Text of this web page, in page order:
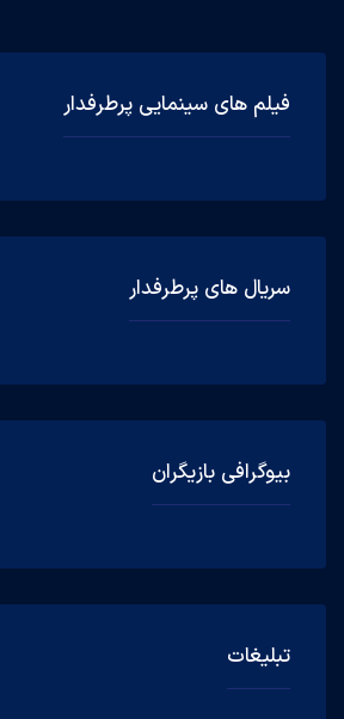
فیلم های سینمایی پرطرفدار
سریال های پرطرفدار
بیوگرافی بازیگران
تبلیغات